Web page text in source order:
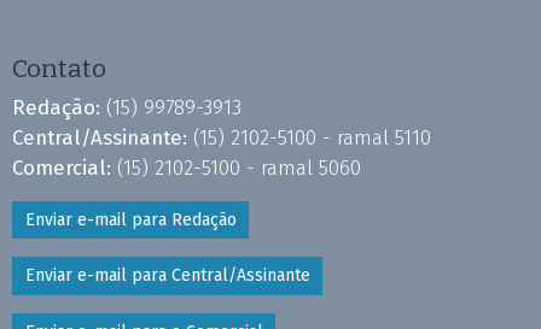
Contato
Redação: (15) 99789-3913
Central/Assinante: (15) 2102-5100 - ramal 5110
Comercial: (15) 2102-5100 - ramal 5060
Enviar e-mail para Redação
Enviar e-mail para Central/Assinante